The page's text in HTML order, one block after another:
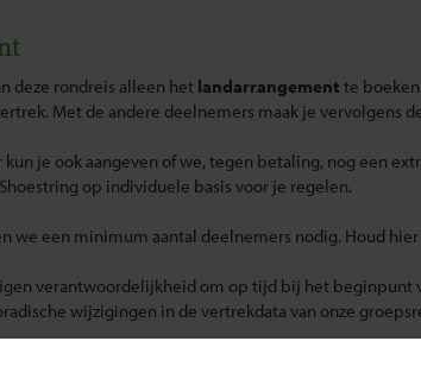
deze rondreis alleen het landarrangement te
Met de andere deelnemers maak je vervolgens
je ook aangeven of we, tegen betaling, nog een
op individuele basis voor je regelen.
we een minimum aantal deelnemers nodig. Houd
verantwoordelijkheid om op tijd bij het beginpunt
wijzigingen in de vertrekdata van onze